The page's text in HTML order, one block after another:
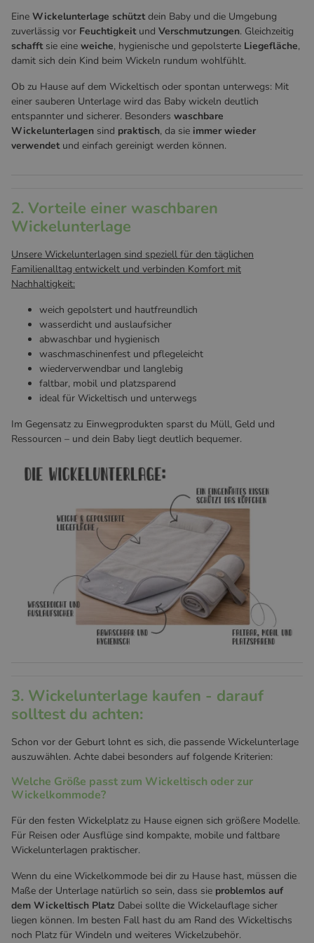
Eine Wickelunterlage schütztdein Baby und die Umgebung
zuverlässig vor Feuchtigkeit und Verschmutzungen. Gleichzeitig
schafft sie eine weiche, hygienische und gepolsterte Liegefläche,
damit sich dein Kind beim Wickeln rundum wohlfühlt.
Ob zu Hause auf dem Wickeltisch oder spontan unterwegs: Mit
einer sauberen Unterlage wird das Baby wickeln deutlich
entspannter und sicherer. Besonders waschbare
Wickelunterlagen sind praktisch, da sie immer wieder
verwendetund einfach gereinigt werden können.
2. Vorteile einer waschbaren
Wickelunterlage
Unsere Wickelunterlagen sind speziell für den täglichen
Familienalltag entwickelt und verbinden Komfort mit
Nachhaltigkeit:
weich gepolstert und hautfreundlich
wasserdicht und auslaufsicher
abwaschbar und hygienisch
waschmaschinenfest und pflegeleicht
wiederverwendbar und langlebig
faltbar, mobil und platzsparend
ideal für Wickeltisch und unterwegs
Im Gegensatz zu Einwegprodukten sparst du Müll, Geld und
Ressourcen – und dein Baby liegt deutlich bequemer.
3. Wickelunterlage kaufen - darauf
solltest du achten:
Schon vor der Geburt lohnt es sich, die passende Wickelunterlage
auszuwählen. Achte dabei besonders auf folgende Kriterien:
Welche Größe passt zum Wickeltisch oder zur
Wickelkommode?
Für den festen Wickelplatz zu Hause eignen sich größere Modelle.
Für Reisen oder Ausflüge sind kompakte, mobile und faltbare
Wickelunterlagen praktischer.
Wenn du eine Wickelkommode bei dir zu Hause hast, müssen die
Maße der Unterlage natürlich so sein, dass sie problemlos auf
dem Wickeltisch Platz Dabei sollte die Wickelauflage sicher
liegen können. Im besten Fall hast du am Rand des Wickeltischs
noch Platz für Windeln und weiteres Wickelzubehör.